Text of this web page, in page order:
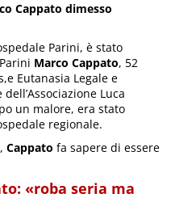
Cappato dimesso
Parini, è stato
Marco Cappato, 52
Eutanasia Legale e
Luca
un malore, era stato
regionale.
Cappato fa sapere di essere
«roba seria ma